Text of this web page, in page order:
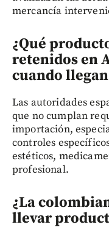
mercancía
¿Qué
retenidos en
cuando
Las autoridades
que no cumplan
importación,
controles
estéticos,
profesional.
¿La
llevar